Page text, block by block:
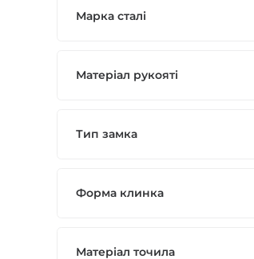
Марка сталі
Матеріал рукояті
Тип замка
Форма клинка
Матеріал точила